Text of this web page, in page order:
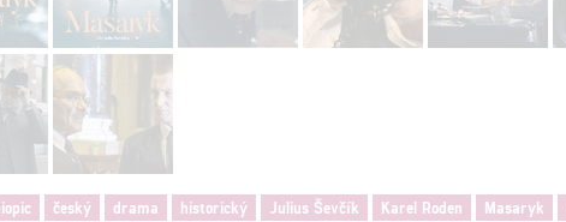
český drama historický Julius Ševčík Karel Roden Masaryk